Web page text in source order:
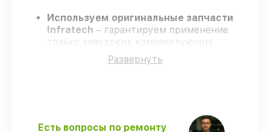
Используем оригинальные запчасти
Infratech – гарантируем применение
только заводских комплектующих.
Сертифицированные инженеры
проходят строгий отбор, что
оптического прицела Infratech IT–406D
Развернуть
Есть вопросы по ремонту